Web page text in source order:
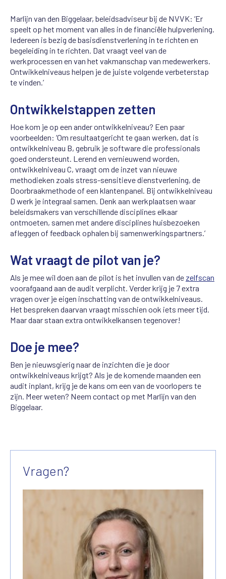
Marlijn van den Biggelaar, beleidsadviseur bij de NVVK: ‘Er
speelt op het moment van alles in de financiële hulpverlening.
Iedereen is bezig de basisdienstverlening in te richten en
begeleiding in te richten. Dat vraagt veel van de
werkprocessen en van het vakmanschap van medewerkers.
Ontwikkelniveaus helpen je de juiste volgende verbeterstap
te vinden.’
Ontwikkelstappen zetten
Hoe kom je op een ander ontwikkelniveau? Een paar
voorbeelden: ‘Om resultaatgericht te gaan werken, dat is
ontwikkelniveau B, gebruik je software die professionals
goed ondersteunt. Lerend en vernieuwend worden,
ontwikkelniveau C, vraagt om de inzet van nieuwe
methodieken zoals stress-sensitieve dienstverlening, de
Doorbraakmethode of een klantenpanel. Bij ontwikkelniveau
D werk je integraal samen. Denk aan werkplaatsen waar
beleidsmakers van verschillende disciplines elkaar
ontmoeten, samen met andere disciplines huisbezoeken
afleggen of feedback ophalen bij samenwerkingspartners.’
Wat vraagt de pilot van je?
Als je mee wil doen aan de pilot is het invullen van de zelfscan
voorafgaand aan de audit verplicht. Verder krijg je 7 extra
vragen over je eigen inschatting van de ontwikkelniveaus.
Het bespreken daarvan vraagt misschien ook iets meer tijd.
Maar daar staan extra ontwikkelkansen tegenover!
Doe je mee?
Ben je nieuwsgierig naar de inzichten die je door
ontwikkelniveaus krijgt? Als je de komende maanden een
audit inplant, krijg je de kans om een van de voorlopers te
zijn. Meer weten? Neem contact op met Marlijn van den
Biggelaar.
Vragen?